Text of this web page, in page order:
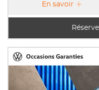
En savoir